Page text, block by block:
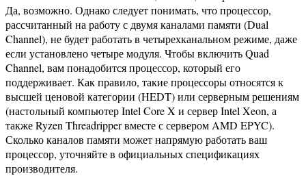
Да, возможно. Однако следует понимать, что процессор,
рассчитанный на работу с двумя каналами памяти (Dual
Channel), не будет работать в четырехканальном режиме, даже
если установлено четыре модуля. Чтобы включить Quad
Channel, вам понадобится процессор, который его
поддерживает. Как правило, такие процессоры относятся к
высшей ценовой категории (HEDT) или серверным решениям
(настольный компьютер Intel Core X и сервер Intel Xeon, а
также Ryzen Threadripper вместе с сервером AMD EPYC).
Сколько каналов памяти может напрямую работать ваш
процессор, уточняйте в официальных спецификациях
производителя.